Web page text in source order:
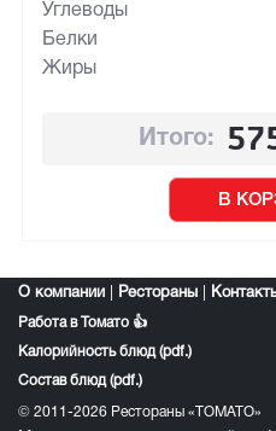
Углеводы
Белки
Жиры
Итого:
В
О компании Рестораны
Работа в Томато 👍
Калорийность блюд (pdf.)
Состав блюд (pdf.)
© 2011-2026 Рестораны «ТОМАТО»